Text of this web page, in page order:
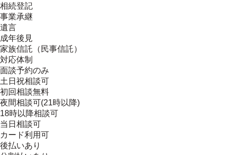
相続登記
事業承継
遺言
成年後見
家族信託（民事信託）
対応体制
面談予約のみ
土日祝相談可
初回相談無料
夜間相談可(21時以降)
18時以降相談可
当日相談可
カード利用可
後払いあり